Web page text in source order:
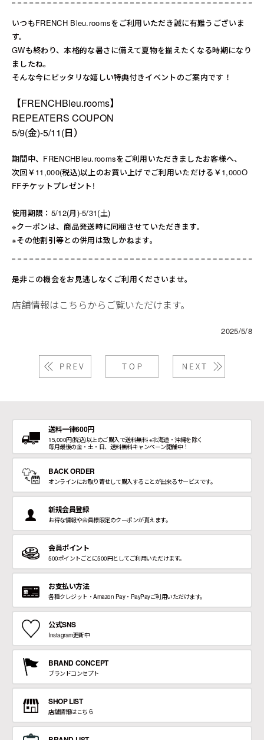
店舗情報
プライバシーポリシー
特定商取引法の表記
いつもFRENCH Bleu.roomsをご利用いただき誠に有難うございま
す。
GWも終わり、本格的な暑さに備えて夏物を揃えたくなる時期になり
ましたね。
そんな今にピッタリな嬉しい特典付きイベントのご案内です！
【FRENCHBleu.rooms】
REPEATERS COUPON
5/9(金)-5/11(日）
期間中、FRENCHBleu.roomsをご利用いただきましたお客様へ、
次回￥11,000(税込)以上のお買い上げでご利用いただける￥1,000O
FFチケットプレゼント!
使用期限：5/12(月)-5/31(土)
※クーポンは、商品発送時に同梱させていただきます。
※その他割引等との併用は致しかねます。
是非この機会をお見逃しなくご利用くださいませ。
店舗情報はこちらからご覧いただけます。
2025/5/8
送料一律600円
15,000円(税込)以上のご購入で送料無料 ※北海道・沖縄を除く
毎月最後の金・土・日、送料無料キャンペーン開催中！
BACK ORDER
オンラインにお取り寄せして購入することが出来るサービスです。
新規会員登録
お得な情報や会員様限定のクーポンが貰えます。
会員ポイント
500ポイントごとに500円としてご利用いただけます。
お支払い方法
各種クレジット・Amazon Pay・PayPayご利用いただけます。
公式SNS
Instagram更新中
BRAND CONCEPT
ブランドコンセプト
SHOP LIST
店舗情報はこちら